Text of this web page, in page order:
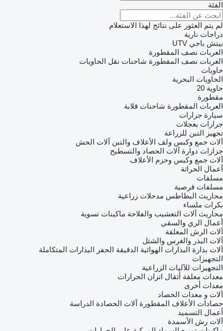
الفئة
لم يتم العثور على نتائج لهذا الاستعلام
دراجات نارية
بيتش باجي UTV
العربات نصف المقطورة
العربات نصف المقطورة شاحنات نقل الحاويات
حاويات
الحاويات البحرية
حاوية 20
مقطورة
العربات المقطورة شاحنات قلابة
سيارة جرارات
جرارات بعجلات
تجهيز التبن للزراعة
آلات جمع وكبس ولف الأعلاف والتبن آلات الحش
جزازات دوارة آلات الحصاد والتسطيح
آلات جمع وكبس وحزم الأعلاف
أعمال الحراثة
مسلفات
مسلفات قرصية
محاريث البطاطس مدحلات زراعية
بكرات ملساء
محاريث آلات التعشيب والفلاحة ماكينات تسوية
أعمال الري والسقي
آلات الرش المعلقة
آلات البذر والغرس والشتل
آلات بذارة البذارات الهوائية الدقيقة الحفر البذارات المتكاملة
التجهيزات
التجهيزات للآليات الزراعية
معدات معلقة أثقال اتزان الجرارات
معدات أخرى
آلات و معدات الحصاد
حصادات الأعلاف المقطورة آلات الحصادة الدراسة
أعمال التسميد
آلات رش الأسمدة